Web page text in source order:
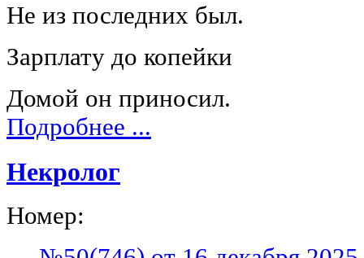
Не из последних был.
Зарплату до копейки
Домой он приносил.
Подробнее ...
Некролог
Номер: